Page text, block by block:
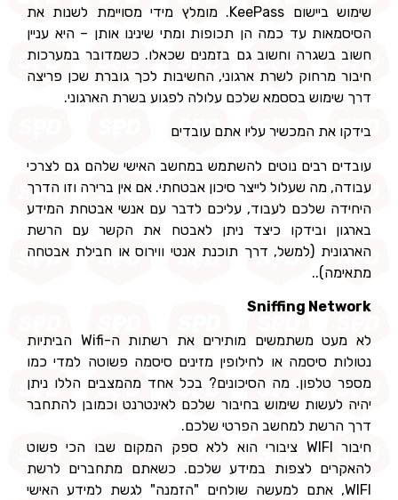
שימוש ביישום KeePass. מומלץ מידי מסויימת לשנות את
הסיסמאות עד כמה הן תכופות ומתי שינינו אותן – היא עניין
חשוב בשגרה וחשוב גם בזמנים שכאלו. כשמדובר במערכות
חיבור מרחוק לשרת ארגוני, החשיבות לכך גוברת שכן פריצה
דרך שימוש בססמא שלכם עלולה לפגוע בשרת הארגוני.
בידקו את המכשיר עליו אתם עובדים
עובדים רבים נוטים להשתמש במחשב האישי שלהם גם לצרכי
עבודה, מה שעלול לייצר סיכון אבטחתי. אם אין ברירה וזו הדרך
היחידה שלכם לעבוד, עליכם לדבר עם אנשי אבטחת המידע
בארגון ובידקו כיצד ניתן לאבטח את הקשר עם הרשת
הארגונית (למשל, דרך תוכנת אנטי ווירוס או חבילת אבטחה
מתאימה)..
Sniffing Network
לא מעט משתמשים מותירים את רשתות ה-Wifi הביתיות
נטולות סיסמה או לחילופין מזינים סיסמה פשוטה למדי כמו
מספר טלפון. מה הסיכונים? בכל אחד מהמצבים הללו ניתן
יהיה לעשות שימוש בחיבור שלכם לאינטרנט וכמובן להתחבר
דרך הרשת למחשב הפרטי שלכם.
חיבור WIFI ציבורי הוא ללא ספק המקום שבו הכי פשוט
להאקרים לצפות במידע שלכם. כשאתם מתחברים לרשת
WIFI, אתם למעשה שולחים "הזמנה" לגשת למידע האישי